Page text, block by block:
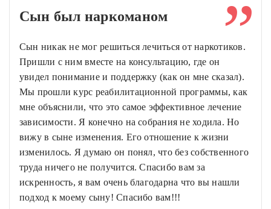
Сын был наркоманом
Сын никак не мог решиться лечиться от наркотиков.
Пришли с ним вместе на консультацию, где он
увидел понимание и поддержку (как он мне сказал).
Мы прошли курс реабилитационной программы, как
мне объяснили, что это самое эффективное лечение
зависимости. Я конечно на собрания не ходила. Но
вижу в сыне изменения. Его отношение к жизни
изменилось. Я думаю он понял, что без собственного
труда ничего не получится. Спасибо вам за
искренность, я вам очень благодарна что вы нашли
подход к моему сыну! Спасибо вам!!!